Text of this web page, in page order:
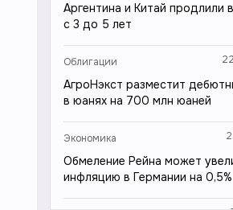
Аргентина и Китай продлили
с 3 до 5 лет
Облигации
АгроНэкст разместит
в юанях на 700 млн юаней
Экономика
Обмеление Рейна может
инфляцию в Германии на 0,5%